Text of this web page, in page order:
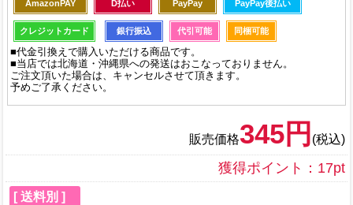
AmazonPAY D払い PayPay PayPay後払い
クレジットカード 銀行振込 代引可能 同梱可能
■代金引換えで購入いただける商品です。
■当店では北海道・沖縄県への発送はおこなっておりません。
ご注文頂いた場合は、キャンセルさせて頂きます。
予めご了承ください。
販売価格345円 (税込)
獲得ポイント：17pt
[ 送料別 ]